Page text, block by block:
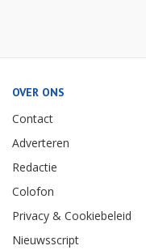
OVER ONS
Contact
Adverteren
Redactie
Colofon
Privacy & Cookiebeleid
Nieuwsscript